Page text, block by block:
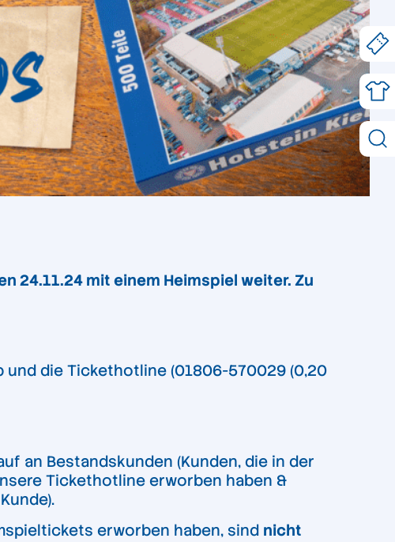
24.11.24 mit einem Heimspiel weiter. Zu
und die Tickethotline (01806-570029 (0,20
an Bestandskunden (Kunden, die in der
Tickethotline erworben haben &
erworben haben, sind nicht